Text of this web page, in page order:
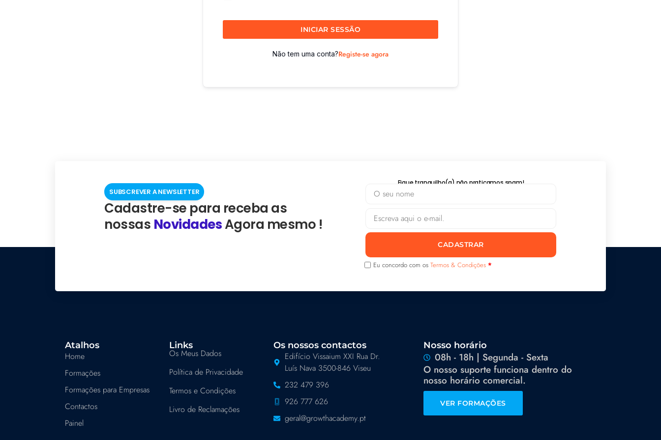
INICIAR SESSÃO
Não tem uma conta?Registe-se agora
SUBSCREVER A NEWSLETTER
Cadastre-se para receba as
nossas NovidadesAgora mesmo !
Fique tranquilho(a) não praticamos spam!
CADASTRAR
Eu concordo com os Termos & Condições *
Atalhos
Home
Formações
Formações para Empresas
Contactos
Painel
Links
Os Meus Dados
Política de Privacidade
Termos e Condições
Livro de Reclamações
Os nossos contactos
Edifício Vissaium XXI Rua Dr.
Luís Nava 3500-846 Viseu
232 479 396
926 777 626
geral@growthacademy.pt
Nosso horário
08h - 18h | Segunda - Sexta
O nosso suporte funciona dentro do
nosso horário comercial.
VER FORMAÇÕES